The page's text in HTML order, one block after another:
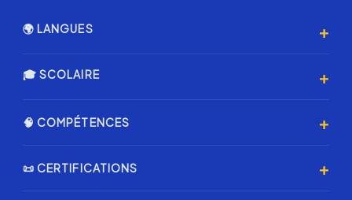
🌍 LANGUES +
Anglais 🇬🇧
Allemand 🇩🇪
🎓 SCOLAIRE +
Lycée
🧠 COMPÉTENCES +
📜 CERTIFICATIONS +